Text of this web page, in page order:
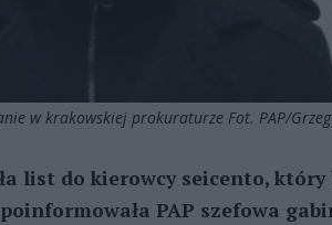
w krakowskiej prokuraturze Fot. PAP/
list do kierowcy seicento, który
PAP szefowa